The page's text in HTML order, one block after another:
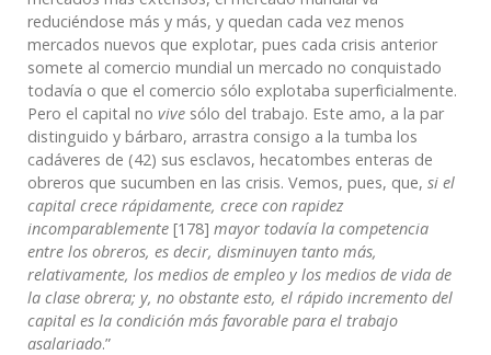
reduciéndose más y más, y quedan cada vez menos
mercados nuevos que explotar, pues cada crisis anterior
somete al comercio mundial un mercado no conquistado
todavía o que el comercio sólo explotaba superficialmente.
Pero el capital no vive sólo del trabajo. Este amo, a la par
distinguido y bárbaro, arrastra consigo a la tumba los
cadáveres de (42) sus esclavos, hecatombes enteras de
obreros que sucumben en las crisis. Vemos, pues, que, si el
capital crece rápidamente, crece con rapidez
incomparablemente [178] mayor todavía la competencia
entre los obreros, es decir, disminuyen tanto más,
relativamente, los medios de empleo y los medios de vida de
la clase obrera; y, no obstante esto, el rápido incremento del
capital es la condición más favorable para el trabajo
asalariado.”